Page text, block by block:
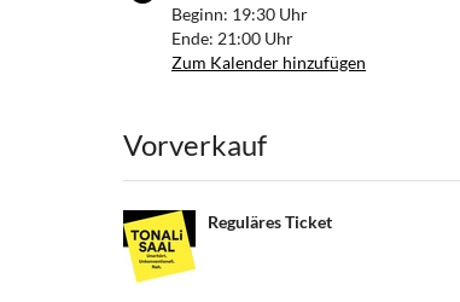
Beginn: 19:30 Uhr
Ende: 21:00 Uhr
Zum Kalender hinzufügen
Produkte
Vorverkauf
Reguläres Ticket